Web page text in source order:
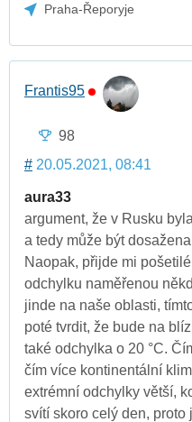
Praha-Řeporyje
Frantis95
98
# 20.05.2021, 08:41
aura33
argument, že v Rusku
a tedy může být
Naopak, přijde mi
odchylku naměřenou
jinde na naše oblasti,
poté tvrdit, že bude na
také odchylka o 20 °C.
čím více kontinentální
extrémní odchylky větší,
svítí skoro celý den,